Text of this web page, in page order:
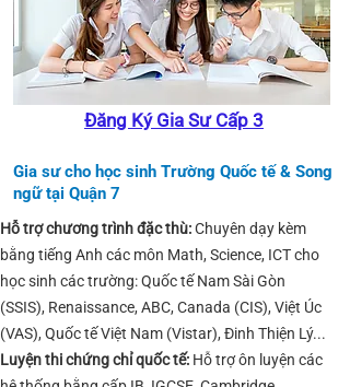
Đăng Ký Gia Sư Cấp 3
Gia sư cho học sinh Trường Quốc tế & Song
ngữ tại Quận 7
Hỗ trợ chương trình đặc thù:Chuyên dạy kèm
bằng tiếng Anh các môn Math, Science, ICT cho
học sinh các trường: Quốc tế Nam Sài Gòn
(SSIS), Renaissance, ABC, Canada (CIS), Việt Úc
(VAS), Quốc tế Việt Nam (Vistar), Đinh Thiện Lý...
Luyện thi chứng chỉ quốc tế: Hỗ trợ ôn luyện các